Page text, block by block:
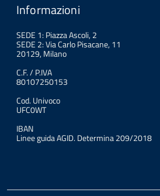
Informazioni
SEDE 1: Piazza Ascoli, 2
SEDE 2: Via Carlo Pisacane, 11
20129, Milano
C.F. / P.IVA
80107250153
Cod. Univoco
UFC0WT
IBAN
Linee guida AGID. Determina 209/2018